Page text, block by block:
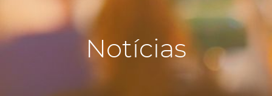
Notícias